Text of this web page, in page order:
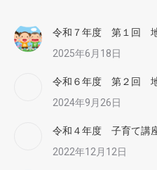
令和７年度 第１回
2025年6月18日
令和６年度 第２回
2024年9月26日
令和４年度 子育て講
2022年12月12日